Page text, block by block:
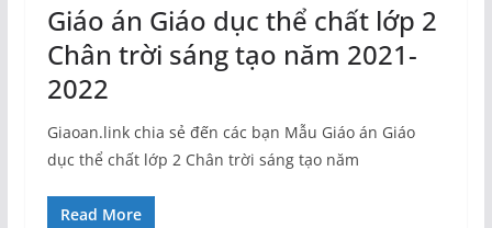
Giáo án Giáo dục thể chất lớp 2
Chân trời sáng tạo năm 2021-
2022
Giaoan.link chia sẻ đến các bạn Mẫu Giáo án Giáo
dục thể chất lớp 2 Chân trời sáng tạo năm
Read More